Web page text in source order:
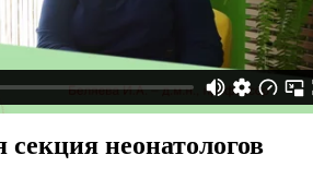
неонатологов